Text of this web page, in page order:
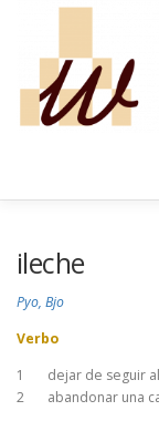
Saltar al contenido
ileche
Pyo, Bjo
Verbo
1
dejar de seguir
2
abandonar una